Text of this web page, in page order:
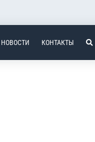
НОВОСТИ КОНТАКТЫ